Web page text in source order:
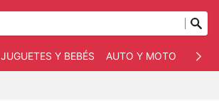
JUGUETES Y BEBÉS AUTO Y MOTO